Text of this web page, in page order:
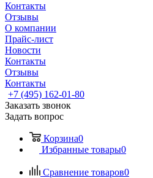
Контакты
Отзывы
О компании
Прайс-лист
Новости
Контакты
Отзывы
Контакты
+7 (495) 162-01-80
Заказать звонок
Задать вопрос
Корзина0
Избранные товары0
Сравнение товаров0